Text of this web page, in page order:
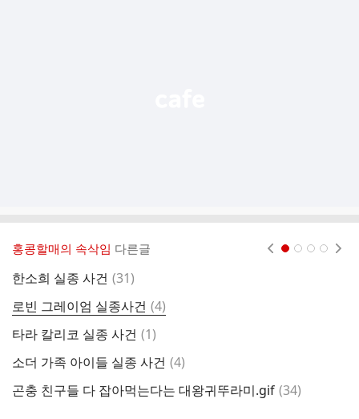
홍콩할매의 속삭임 다른글
한소희 실종 사건 댓
(31)
로빈 그레이엄 실종사건 댓
글
(4)
타라 칼리코 실종 사건 댓
(1)
소더 가족 아이들 실종 사건 댓
(4)
곤충 친구들 다 잡아먹는다는 대왕귀뚜라미.gif 댓
(34)